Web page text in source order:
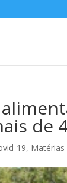
de
19, Matérias